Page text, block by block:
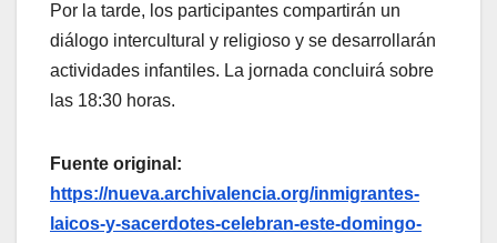
Por la tarde, los participantes compartirán un
diálogo intercultural y religioso y se desarrollarán
actividades infantiles. La jornada concluirá sobre
las 18:30 horas.
Fuente original:
https://nueva.archivalencia.org/inmigrantes-
laicos-y-sacerdotes-celebran-este-domingo-